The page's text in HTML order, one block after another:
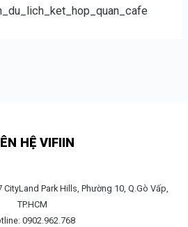
HỆ VIFIIN
Park Hills, Phường 10, Q.Gò Vấp,
TP.HCM
0902.962.768